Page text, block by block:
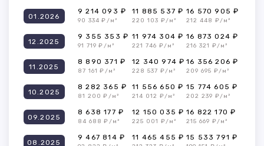
01.2026
9 214 093 ₽
90 334 ₽/м²
11 885 537 ₽
220 103 ₽/м²
16 570 905 ₽
212 448 ₽/м²
12.2025
9 355 353 ₽
91 719 ₽/м²
11 974 304 ₽
221 746 ₽/м²
16 873 024 ₽
216 321 ₽/м²
11.2025
8 890 371 ₽
87 161 ₽/м²
12 340 974 ₽
228 537 ₽/м²
16 356 206 ₽
209 695 ₽/м²
10.2025
8 282 365 ₽
81 200 ₽/м²
11 556 650 ₽
214 012 ₽/м²
15 774 605 ₽
202 239 ₽/м²
09.2025
8 638 177 ₽
84 688 ₽/м²
12 150 035 ₽
225 001 ₽/м²
16 822 170 ₽
215 669 ₽/м²
08.2025
9 467 814 ₽ 11 465 455 ₽ 15 533 791 ₽